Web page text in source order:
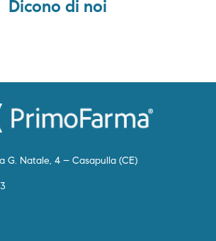
Dicono di noi
G. Natale, 4 – Casapulla (CE)